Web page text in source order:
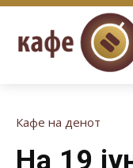
Кафе на денот
На 19